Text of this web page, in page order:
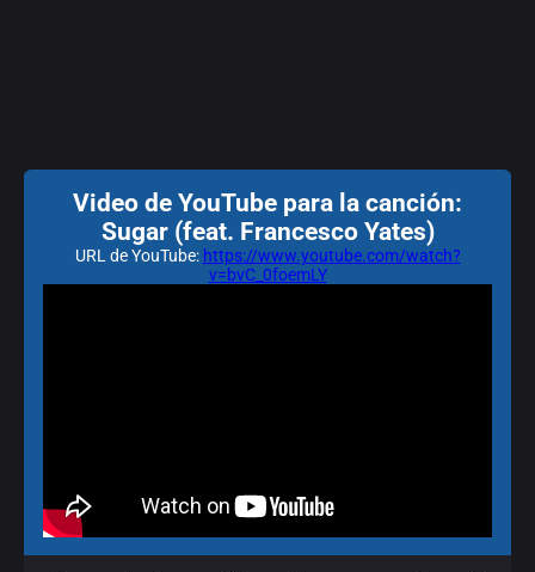
Video de YouTube para la canción:
Sugar (feat. Francesco Yates)
URL de YouTube: https://www.youtube.com/watch?
v=bvC_0foemLY